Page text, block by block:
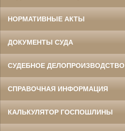
НОРМАТИВНЫЕ АКТЫ
ДОКУМЕНТЫ СУДА
СУДЕБНОЕ ДЕЛОПРОИЗВОДСТВО
СПРАВОЧНАЯ ИНФОРМАЦИЯ
КАЛЬКУЛЯТОР ГОСПОШЛИНЫ